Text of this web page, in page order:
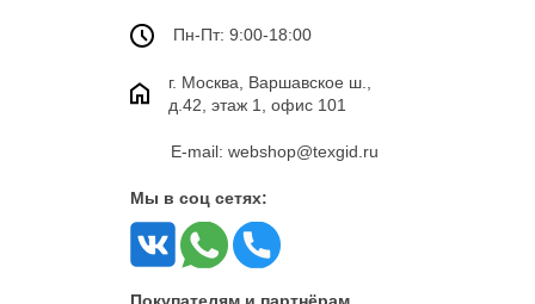
Пн-Пт: 9:00-18:00
г. Москва, Варшавское ш.,
д.42, этаж 1, офис 101
E-mail: webshop@texgid.ru
Мы в соц сетях: